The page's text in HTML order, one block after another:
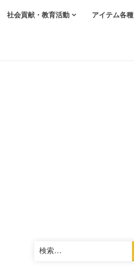
社会貢献・教育活動 アイテム各種
検
索: